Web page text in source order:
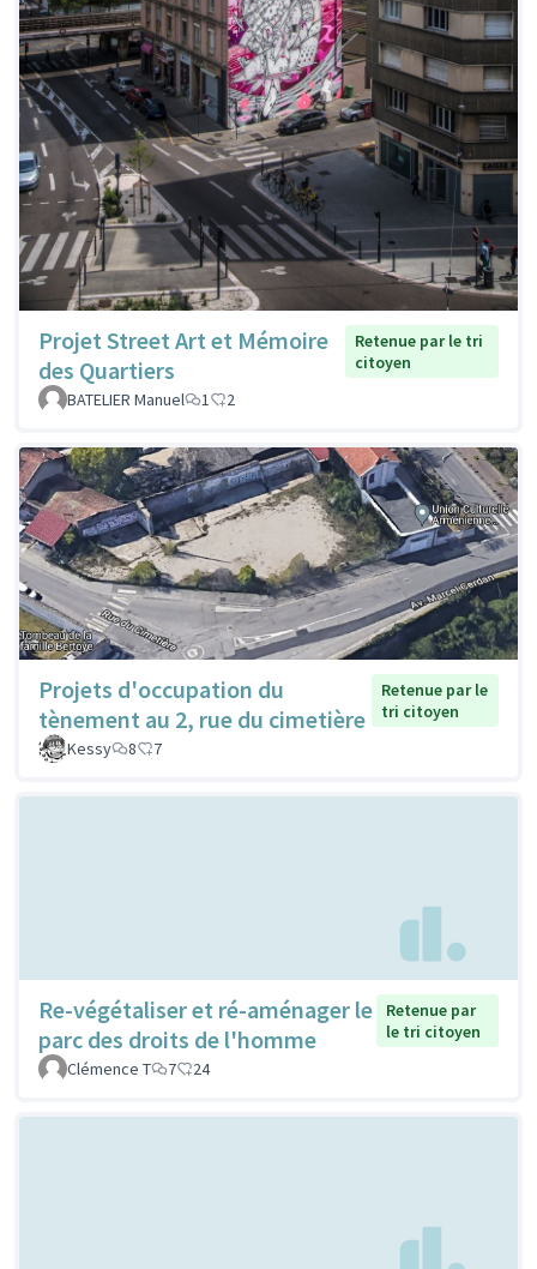
Projet Street Art et Mémoire
des Quartiers
Retenue par le tri
citoyen
BATELIER Manuel
1 2
Projets d'occupation du
tènement au 2, rue du cimetière
Retenue par le
tri citoyen
Kessy
8 7
Re-végétaliser et ré-aménager le
parc des droits de l'homme
Retenue par
le tri citoyen
Clémence T
7 24